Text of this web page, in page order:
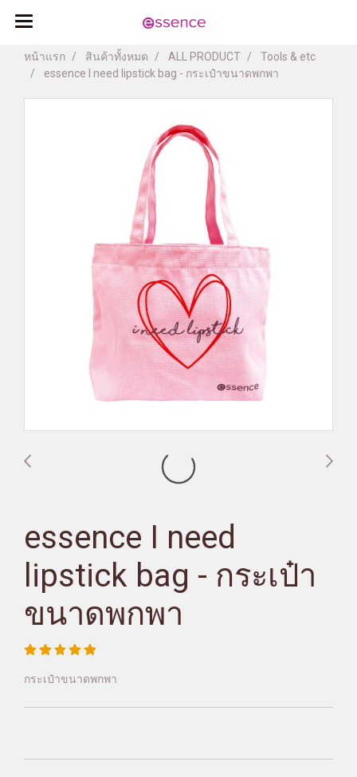
หน้าแรก สินค้าทั้งหมด ALL PRODUCT
Tools & etc
essence I need lipstick bag - กระเป๋าขนาดพกพา
essence I need
lipstick bag - กระเป๋า
ขนาดพกพา
กระเป๋าขนาดพกพา